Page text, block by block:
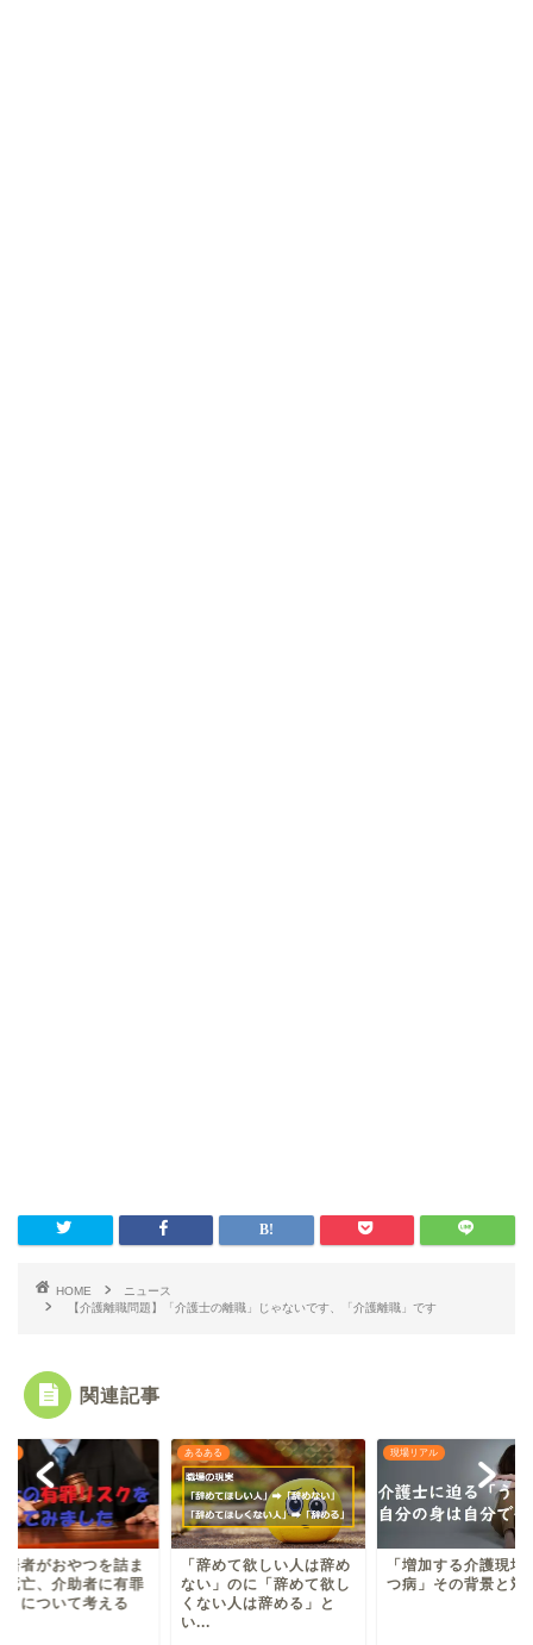
HOME
ニュース
【介護離職問題】「介護士の離職」じゃないです、「介護離職」です
関連記事
居者がおやつを詰ま
死亡、介助者に有罪
」について考える
あるある
「辞めて欲しい人は辞め
ない」のに「辞めて欲し
くない人は辞める」と
い...
現場リアル
「増加する介護現場
つ病」その背景と対